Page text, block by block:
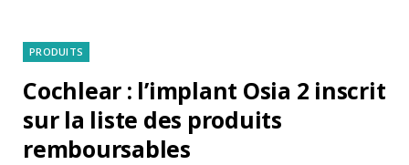
PRODUITS
Cochlear : l’implant Osia 2 inscrit
sur la liste des produits
remboursables